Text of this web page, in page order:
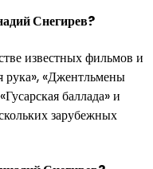
Снегирев?
известных фильмов и
рука», «Джентльмены
баллада» и
зарубежных